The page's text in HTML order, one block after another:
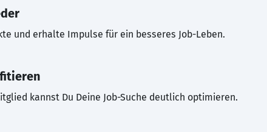
und erhalte Impulse für ein besseres Job-Leben.
kannst Du Deine Job-Suche deutlich optimieren.